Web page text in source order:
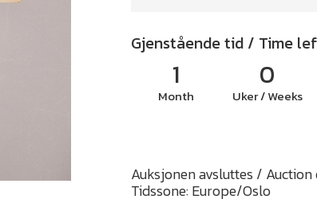
Gjenstående tid / Time
1
Month
0
Uker / Weeks
Auksjonen avsluttes / Auction
Tidssone: Europe/Oslo